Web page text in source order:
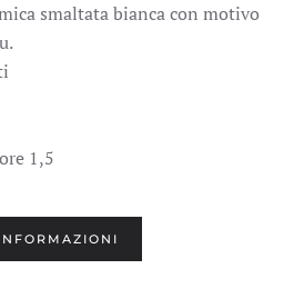
smaltata bianca con motivo
1,5